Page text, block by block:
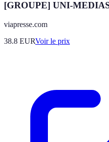
[GROUPE] UNI-
viapresse.com
38.8 EURVoir le prix